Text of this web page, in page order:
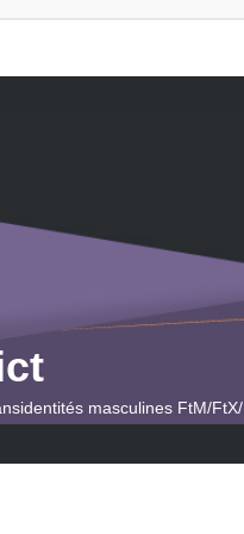
masculines FtM/